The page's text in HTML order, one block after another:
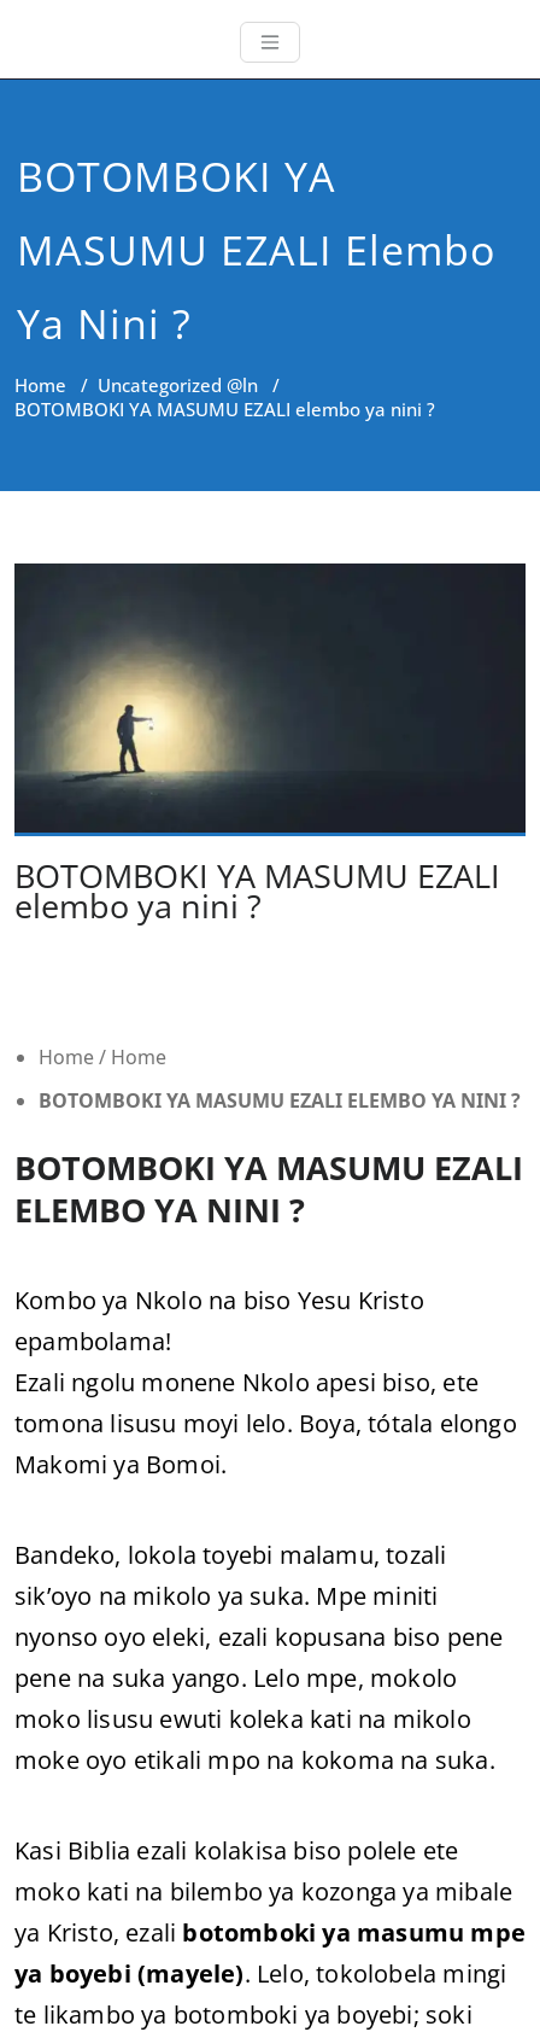
BOTOMBOKI YA
MASUMU EZALI Elembo
Ya Nini ?
Home / Uncategorized @ln /
BOTOMBOKI YA MASUMU EZALI elembo ya nini ?
BOTOMBOKI YA MASUMU EZALI
elembo ya nini ?
Home / Home
BOTOMBOKI YA MASUMU EZALI ELEMBO YA NINI ?
BOTOMBOKI YA MASUMU EZALI
ELEMBO YA NINI ?
Kombo ya Nkolo na biso Yesu Kristo
epambolama!
Ezali ngolu monene Nkolo apesi biso, ete
tomona lisusu moyi lelo. Boya, tótala elongo
Makomi ya Bomoi.
Bandeko, lokola toyebi malamu, tozali
sik’oyo na mikolo ya suka. Mpe miniti
nyonso oyo eleki, ezali kopusana biso pene
pene na suka yango. Lelo mpe, mokolo
moko lisusu ewuti koleka kati na mikolo
moke oyo etikali mpo na kokoma na suka.
Kasi Biblia ezali kolakisa biso polele ete
moko kati na bilembo ya kozonga ya mibale
ya Kristo, ezali botomboki ya masumu mpe
ya boyebi (mayele). Lelo, tokolobela mingi
te likambo ya botomboki ya boyebi; soki